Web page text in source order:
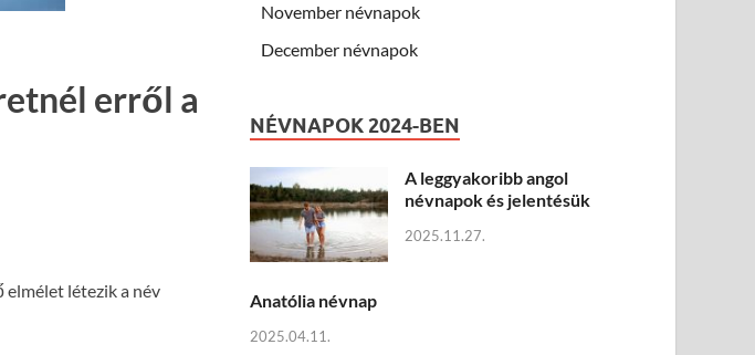
erről a
elmélet létezik a név
November névnapok
December névnapok
NÉVNAPOK 2024-BEN
A leggyakoribb angol
névnapok és jelentésük
2025.11.27.
Anatólia névnap
2025.04.11.